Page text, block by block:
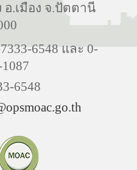
อ.เมือง จ.ปัตตานี
6548 และ 0-
6548